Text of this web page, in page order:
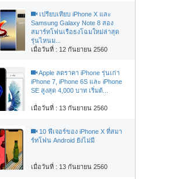
เปรียบเทียบ iPhone X และ
Samsung Galaxy Note 8 สอง
สมาร์ทโฟนเรือธงโฉมใหม่ล่าสุด
รุ่นไหนม...
เมื่อวันที่ : 12 กันยายน 2560
Apple ลดราคา iPhone รุ่นเก่า
iPhone 7, iPhone 6S และ iPhone
SE สูงสุด 4,000 บาท เริ่มต้...
เมื่อวันที่ : 13 กันยายน 2560
10 ฟีเจอร์ของ iPhone X ที่สมา
ร์ทโฟน Android ยังไม่มี
เมื่อวันที่ : 13 กันยายน 2560